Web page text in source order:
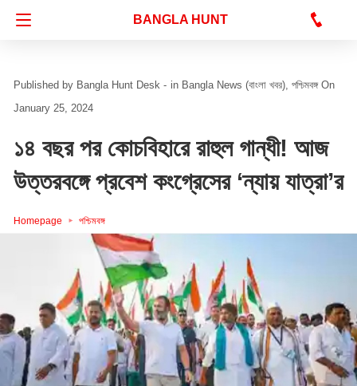
BANGLA HUNT
Bangla Hunt Desk - in Bangla News (বাংলা খবর) পশ্চিমবঙ্গ On
January 25, 2024
১৪ বছর পর কোচবিহারে রাহুল গান্ধী! আজ
উত্তরবঙ্গে প্রবেশ কংগ্রেসের ‘ন্যায় যাত্রা’র
Homepage পশ্চিমবঙ্গ